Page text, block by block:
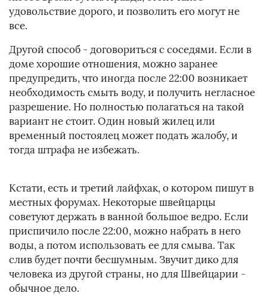
удовольствие дорого, и позволить его могут не
все.
Другой способ - договориться с соседями. Если в
доме хорошие отношения, можно заранее
предупредить, что иногда после 22:00 возникает
необходимость смыть воду, и получить негласное
разрешение. Но полностью полагаться на такой
вариант не стоит. Один новый жилец или
временный постоялец может подать жалобу, и
тогда штрафа не избежать.
Кстати, есть и третий лайфхак, о котором пишут в
местных форумах. Некоторые швейцарцы
советуют держать в ванной большое ведро. Если
приспичило после 22:00, можно набрать в него
воды, а потом использовать ее для смыва. Так
слив будет почти бесшумным. Звучит дико для
человека из другой страны, но для Швейцарии -
обычное дело.